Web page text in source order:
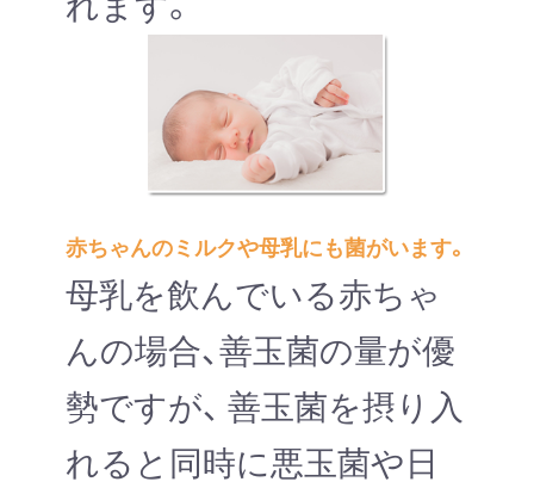
赤ちゃんのミルクや母乳にも菌がいます。
母乳を飲んでいる赤ちゃ
んの場合、善玉菌の量が優
勢ですが、 善玉菌を摂り入
れると同時に悪玉菌や日